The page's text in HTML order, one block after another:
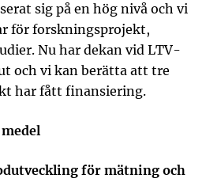
sig på en hög nivå och vi
för forskningsprojekt,
Nu har dekan vid LTV-
och vi kan berätta att tre
har fått finansiering.
för mätning och